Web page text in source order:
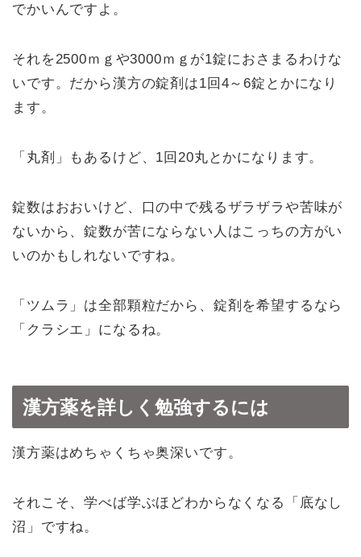
でかいんですよ。
それを2500ｍｇや3000ｍｇが1錠におさまるわけな
いです。だから漢方の錠剤は1回4～6錠とかになり
ます。
「丸剤」もあるけど、1回20丸とかになります。
錠数はおおいけど、口の中で残るザラザラや苦味が
ないから、錠数が苦にならない人はこっちの方がい
いのかもしれないですね。
「ツムラ」は全部顆粒だから、錠剤を希望するなら
「クラシエ」になるね。
漢方薬を詳しく勉強するには
漢方薬はめちゃくちゃ奥深いです。
それこそ、学べば学ぶほどわからなくなる「底なし
沼」ですね。